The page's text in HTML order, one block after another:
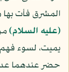
المشرق فأت
(عليه السلام)
يميت، لسوء
حضر عندهما